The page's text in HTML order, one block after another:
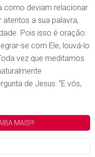
como deviam relacionar
a sua palavra,
Pois isso é oração:
se com Ele, louvá-lo
vez que meditamos
de Jesus: “E vós,
MAIS!!!